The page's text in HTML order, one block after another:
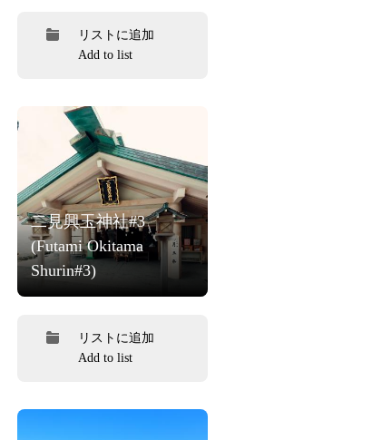
リストに追加
Add to list
二見興玉神社#3
(Futami Okitama
Shurin#3)
リストに追加
Add to list